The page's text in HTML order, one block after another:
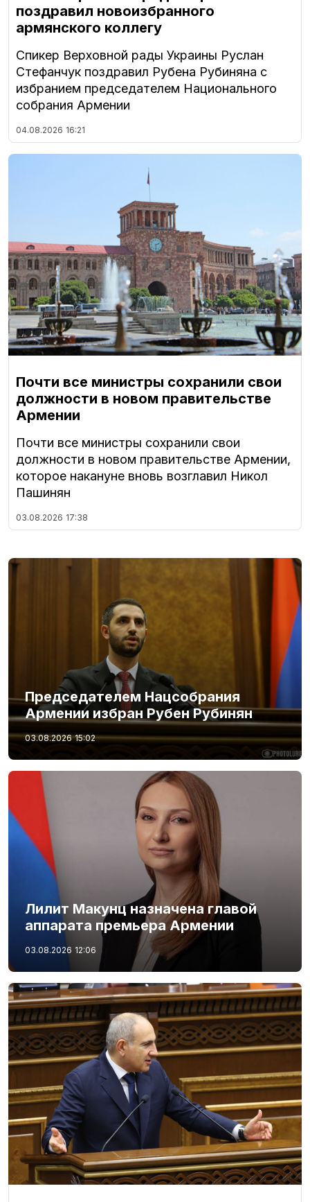
поздравил новоизбранного
армянского коллегу
Спикер Верховной рады Украины Руслан
Стефанчук поздравил Рубена Рубиняна с
избранием председателем Национального
собрания Армении
04.08.2026 16:21
Почти все министры сохранили свои
должности в новом правительстве
Армении
Почти все министры сохранили свои
должности в новом правительстве Армении,
которое накануне вновь возглавил Никол
Пашинян
03.08.2026 17:38
Председателем Нацсобрания
Армении избран Рубен Рубинян
03.08.2026 15:02
Лилит Макунц назначена главой
аппарата премьера Армении
03.08.2026 12:06